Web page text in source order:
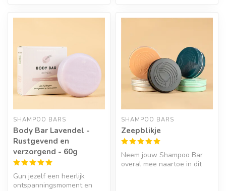
SHAMPOO BARS
Body Bar Lavendel -
Rustgevend en
verzorgend - 60g
Gun jezelf een heerlijk
ontspanningsmoment en
SHAMPOO BARS
Zeepblikje
Neem jouw Shampoo Bar
overal mee naartoe in dit